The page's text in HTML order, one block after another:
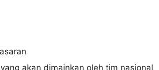
akan dimainkan oleh tim nasional